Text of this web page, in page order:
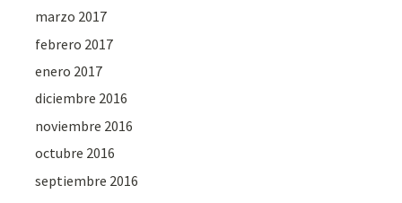
marzo 2017
febrero 2017
enero 2017
diciembre 2016
noviembre 2016
octubre 2016
septiembre 2016